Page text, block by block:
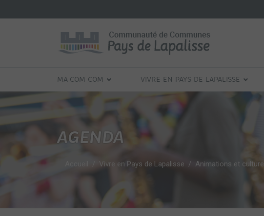
MA COM COM VIVRE EN PAYS DE LAPALISSE
AGENDA
Vivre en Pays de Lapalisse Animations et culture